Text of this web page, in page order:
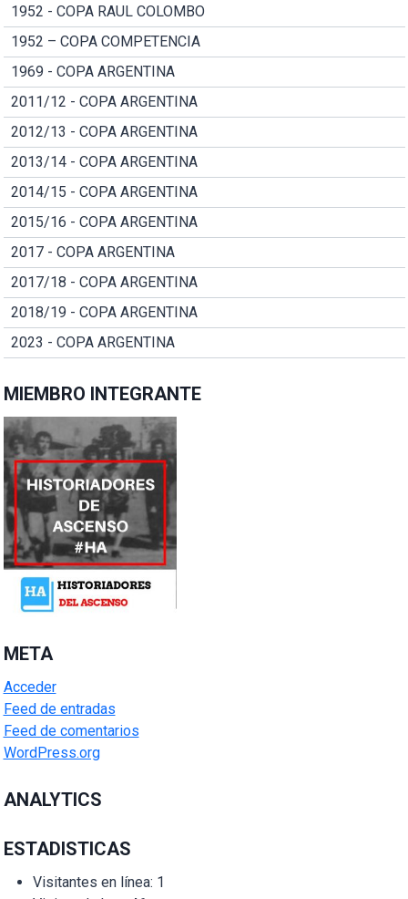
1952 - COPA RAUL COLOMBO
1952 – COPA COMPETENCIA
1969 - COPA ARGENTINA
2011/12 - COPA ARGENTINA
2012/13 - COPA ARGENTINA
2013/14 - COPA ARGENTINA
2014/15 - COPA ARGENTINA
2015/16 - COPA ARGENTINA
2017 - COPA ARGENTINA
2017/18 - COPA ARGENTINA
2018/19 - COPA ARGENTINA
2023 - COPA ARGENTINA
MIEMBRO INTEGRANTE
META
Acceder
Feed de entradas
Feed de comentarios
WordPress.org
ANALYTICS
ESTADISTICAS
Visitantes en línea: 1